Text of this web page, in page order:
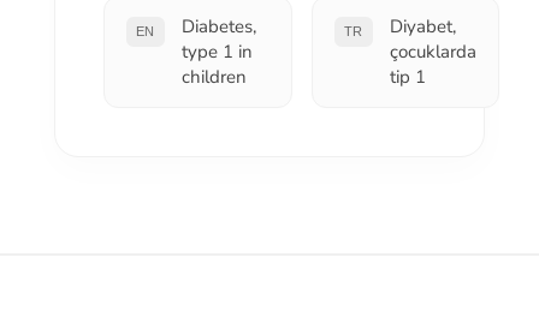
EN
Diabetes,
type 1 in
children
TR
Diyabet,
çocuklarda
tip 1